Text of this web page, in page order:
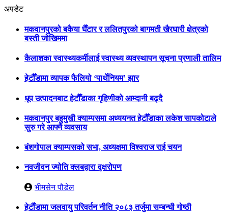
अपडेट
मकवानपुरको बकैया घैँटार र ललितपुरको बागमती खैरघारी क्षेत्रको
बस्ती जोखिममा
कैलाशका स्वास्थ्यकर्मीलाई स्वास्थ्य व्यवस्थापन सूचना प्रणाली तालिम
हेटौँडामा व्यापक फैलियो ‘पार्थेनियम’ झार
धूप उत्पादनबाट हेटौँडाका गृहिणीको आम्दानी बढ्दै
मकवानपुर बहुमुखी क्याम्पसमा अध्ययनत हेटौँडाका लकेश सापकोटाले
सुरु गरे आफ्नै व्यवसाय
बंशगोपाल क्याम्पसको सभा, अध्यक्षमा विश्वराज राई चयन
नवजीवन ज्योति क्लबद्वारा वृक्षरोपण
भीमसेन पौडेल
हेटाैँडामा जलवायु परिवर्तन नीति २०८३ तर्जुमा सम्बन्धी गोष्ठी